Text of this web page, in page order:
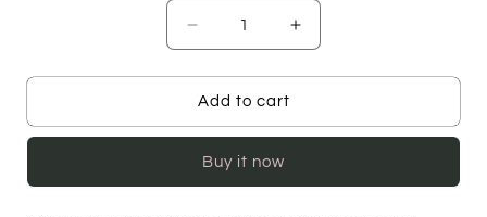
Decrease
quantity
for
Balerina
Vera
Verde
Botella
Increase
quantity
for
Vera
Botella
Add to cart
Buy it now